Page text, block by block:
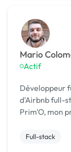
Mario
Actif
Développeur
d'Airbnb full-
Prim'O, mon
Full-stack